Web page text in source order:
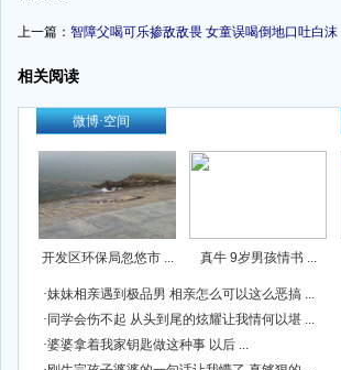
上一篇： 智障父喝可乐掺敌敌畏 女童误喝倒地口吐白沫
相关阅读